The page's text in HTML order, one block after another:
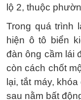
lộ 2, thuộc
Trong quá trình
hiện ô tô biển
đàn ông cầm lái
còn cách chốt
lại, tắt máy,
sau nằm bất